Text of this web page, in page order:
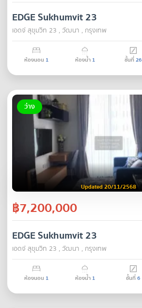
EDGE Sukhumvit 23
เอดจ์ สุขุมวิท 23 , วัฒนา , กรุงเทพ
ห้องนอน 1 ห้องน้ำ 1 ชั้นที่26
ว่าง
Updated 20/11/2568
฿7,200,000
EDGE Sukhumvit 23
เอดจ์ สุขุมวิท 23 , วัฒนา , กรุงเทพ
ห้องนอน 1 ห้องน้ำ 1 ชั้นที่6